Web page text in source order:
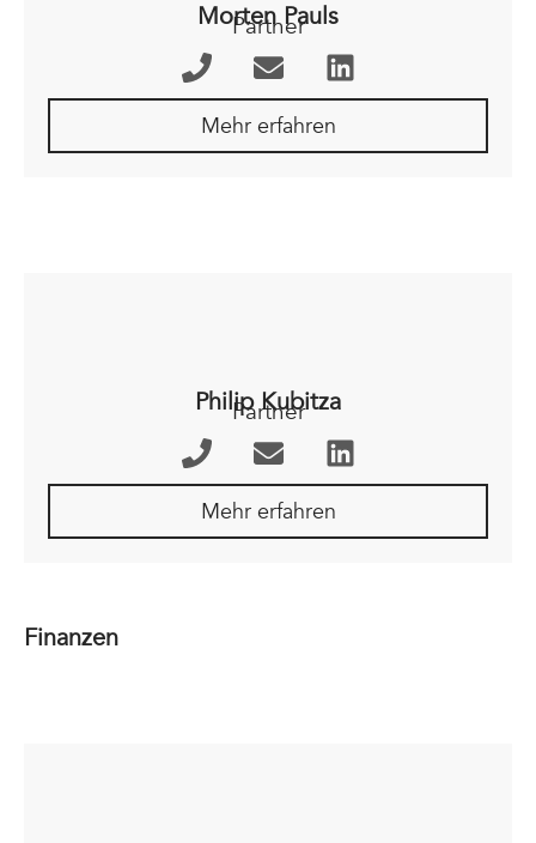
Morten Pauls
Partner
Mehr erfahren
Philip Kubitza
Partner
Mehr erfahren
Finanzen